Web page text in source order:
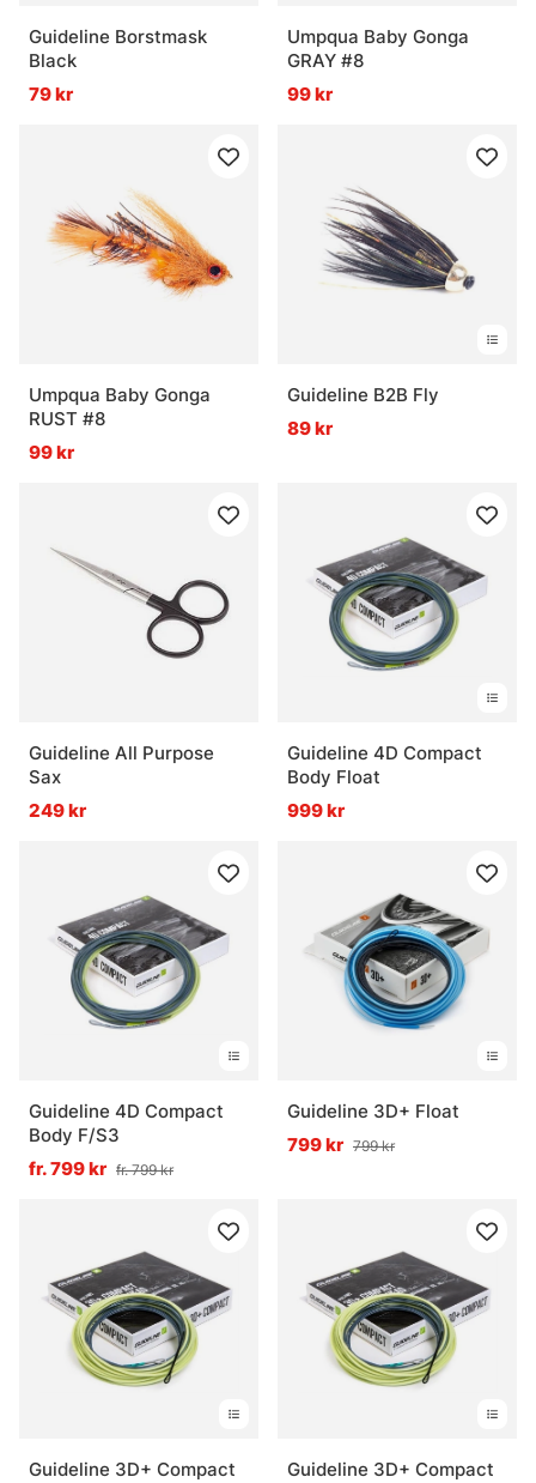
Guideline Borstmask
Black
79 kr
Umpqua Baby Gonga
GRAY #8
99 kr
Umpqua Baby Gonga
RUST #8
99 kr
Guideline B2B Fly
89 kr
Guideline All Purpose
Sax
249 kr
Guideline 4D Compact
Body Float
999 kr
Guideline 4D Compact
Body F/S3
fr. 799 kr fr. 799 kr
Guideline 3D+ Float
799 kr 799 kr
Guideline 3D+ Compact
Guideline 3D+ Compact